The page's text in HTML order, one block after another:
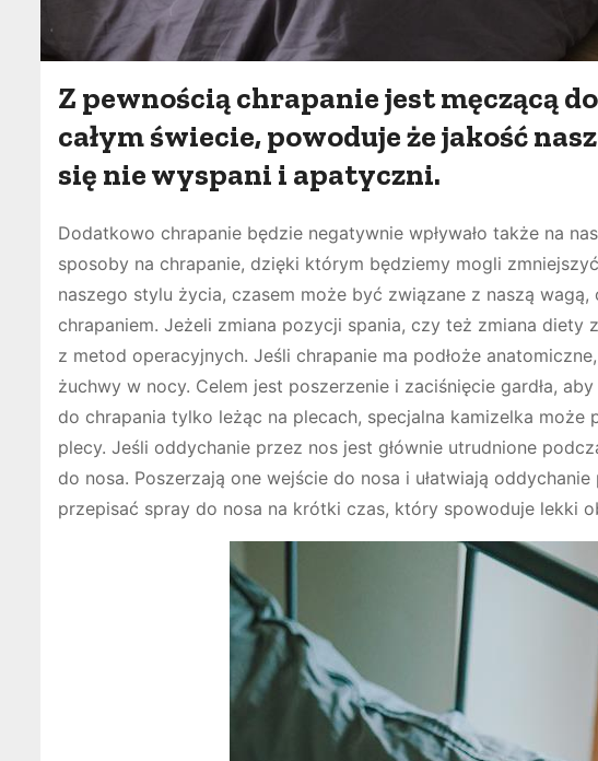
Z pewnością chrapanie jest męczącą
całym świecie, powoduje że jakość
się nie wyspani i apatyczni.
Dodatkowo chrapanie będzie negatywnie wpływało także na
sposoby na chrapanie, dzięki którym będziemy mogli
naszego stylu życia, czasem może być związane z naszą
chrapaniem. Jeżeli zmiana pozycji spania, czy też zmiana
z metod operacyjnych. Jeśli chrapanie ma podłoże
żuchwy w nocy. Celem jest poszerzenie i zaciśnięcie gardła,
do chrapania tylko leżąc na plecach, specjalna kamizelka
plecy. Jeśli oddychanie przez nos jest głównie utrudnione
do nosa. Poszerzają one wejście do nosa i ułatwiają
przepisać spray do nosa na krótki czas, który spowoduje lekki